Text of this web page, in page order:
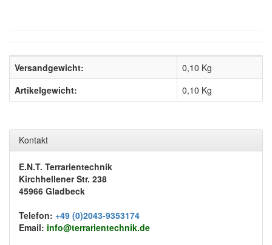
Versandgewicht:
0,10 Kg
Artikelgewicht:
0,10 Kg
Kontakt
E.N.T. Terrarientechnik
Kirchhellener Str. 238
45966 Gladbeck
Telefon: +49 (0)2043-9353174
Email: info@terrarientechnik.de